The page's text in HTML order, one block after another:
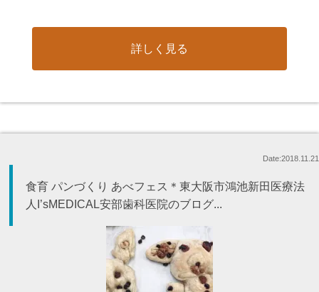
詳しく見る
Date:2018.11.21
食育 パンづくり あべフェス＊東大阪市鴻池新田医療法
人I’sMEDICAL安部歯科医院のブログ...